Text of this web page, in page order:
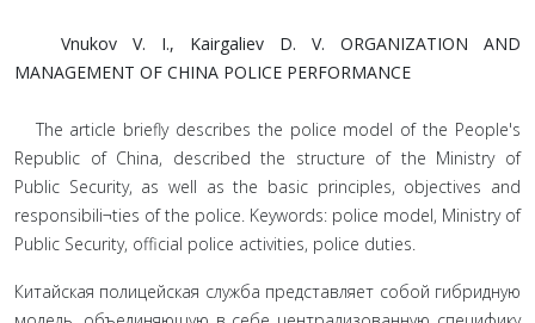
Vnukov V. I., Kairgaliev D. V. ORGANIZATION AND
MANAGEMENT OF CHINA POLICE PERFORMANCE
The article briefly describes the police model of the People's
Republic of China, described the structure of the Ministry of
Public Security, as well as the basic principles, objectives and
responsibili¬ties of the police. Keywords: police model, Ministry of
Public Security, official police activities, police duties.
Китайская полицейская служба представляет собой ги­бридную